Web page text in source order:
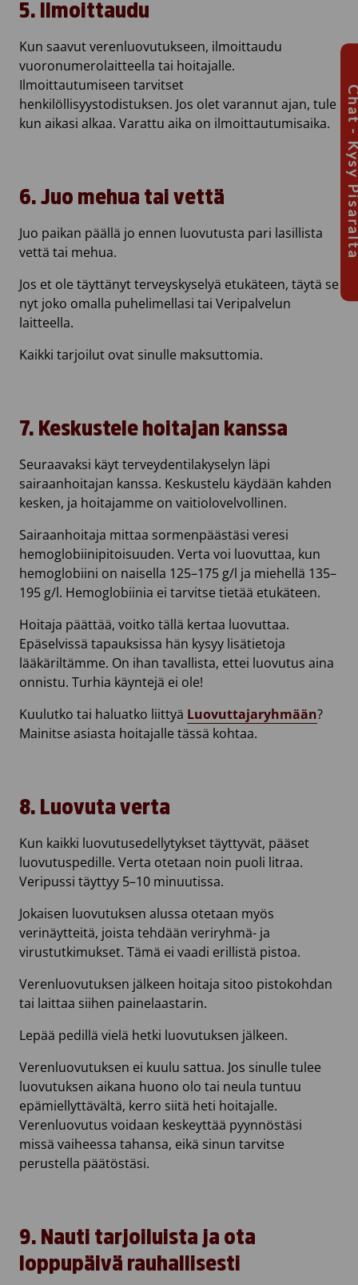
5. Ilmoittaudu
Kun saavut verenluovutukseen, ilmoittaudu
vuoronumerolaitteella tai hoitajalle.
Ilmoittautumiseen tarvitset
henkilöllisyystodistuksen. Jos olet varannut ajan, tule
kun aikasi alkaa. Varattu aika on ilmoittautumisaika.
6. Juo mehua tai vettä
Juo paikan päällä jo ennen luovutusta pari lasillista
vettä tai mehua.
Jos et ole täyttänyt terveyskyselyä etukäteen, täytä se
nyt joko omalla puhelimellasi tai Veripalvelun
laitteella.
Kaikki tarjoilut ovat sinulle maksuttomia.
7. Keskustele hoitajan kanssa
Seuraavaksi käyt terveydentilakyselyn läpi
sairaanhoitajan kanssa. Keskustelu käydään kahden
kesken, ja hoitajamme on vaitiolovelvollinen.
Sairaanhoitaja mittaa sormenpäästäsi veresi
hemoglobiinipitoisuuden. Verta voi luovuttaa, kun
hemoglobiini on naisella 125–175 g/l ja miehellä 135–
195 g/l. Hemoglobiinia ei tarvitse tietää etukäteen.
Hoitaja päättää, voitko tällä kertaa luovuttaa.
Epäselvissä tapauksissa hän kysyy lisätietoja
lääkäriltämme. On ihan tavallista, ettei luovutus aina
onnistu. Turhia käyntejä ei ole!
Kuulutko tai haluatko liittyä Luovuttajaryhmään?
Mainitse asiasta hoitajalle tässä kohtaa.
8. Luovuta verta
Kun kaikki luovutusedellytykset täyttyvät, pääset
luovutuspedille. Verta otetaan noin puoli litraa.
Veripussi täyttyy 5–10 minuutissa.
Jokaisen luovutuksen alussa otetaan myös
verinäytteitä, joista tehdään veriryhmä- ja
virustutkimukset. Tämä ei vaadi erillistä pistoa.
Verenluovutuksen jälkeen hoitaja sitoo pistokohdan
tai laittaa siihen painelaastarin.
Lepää pedillä vielä hetki luovutuksen jälkeen.
Verenluovutuksen ei kuulu sattua. Jos sinulle tulee
luovutuksen aikana huono olo tai neula tuntuu
epämiellyttävältä, kerro siitä heti hoitajalle.
Verenluovutus voidaan keskeyttää pyynnöstäsi
missä vaiheessa tahansa, eikä sinun tarvitse
perustella päätöstäsi.
9. Nauti tarjoiluista ja ota
loppupäivä rauhallisesti
Chat -